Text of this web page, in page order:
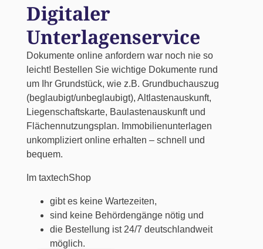
Digitaler
Unterlagenservice
Dokumente online anfordern war noch nie so
leicht! Bestellen Sie wichtige Dokumente rund
um Ihr Grundstück, wie z.B. Grundbuchauszug
(beglaubigt/unbeglaubigt), Altlastenauskunft,
Liegenschaftskarte, Baulastenauskunft und
Flächennutzungsplan. Immobilienunterlagen
unkompliziert online erhalten – schnell und
bequem.
Im taxtechShop
gibt es keine Wartezeiten,
sind keine Behördengänge nötig und
die Bestellung ist 24/7 deutschlandweit
möglich.